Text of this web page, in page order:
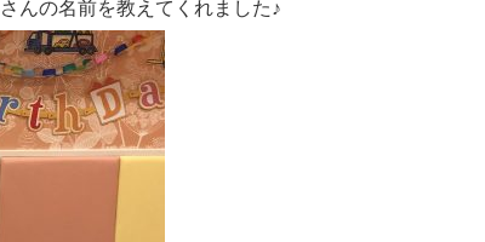
んの名前を教えてくれました♪